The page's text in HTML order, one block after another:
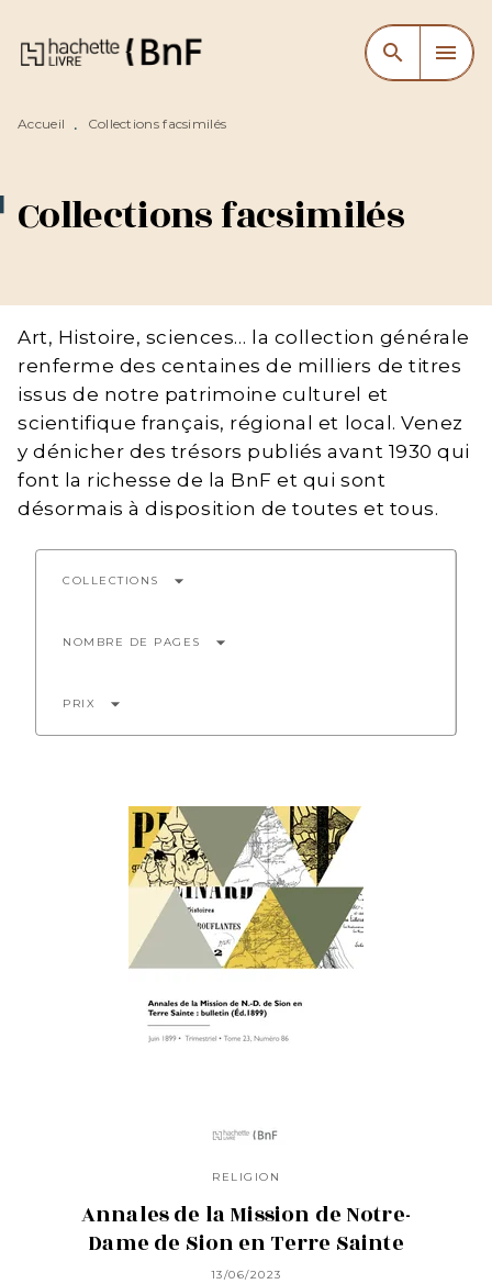
MENU RECHERCHE
CONTENU
search menu
Accueil • Collections facsimilés
Collections facsimilés
Art, Histoire, sciences… la collection générale
renferme des centaines de milliers de titres
issus de notre patrimoine culturel et
scientifique français, régional et local. Venez
y dénicher des trésors publiés avant 1930 qui
font la richesse de la BnF et qui sont
désormais à disposition de toutes et tous.
COLLECTIONS arrow_drop_down
NOMBRE DE PAGES arrow_drop_down
PRIX arrow_drop_down
RELIGION
Annales de la Mission de Notre-
Dame de Sion en Terre Sainte
13/06/2023